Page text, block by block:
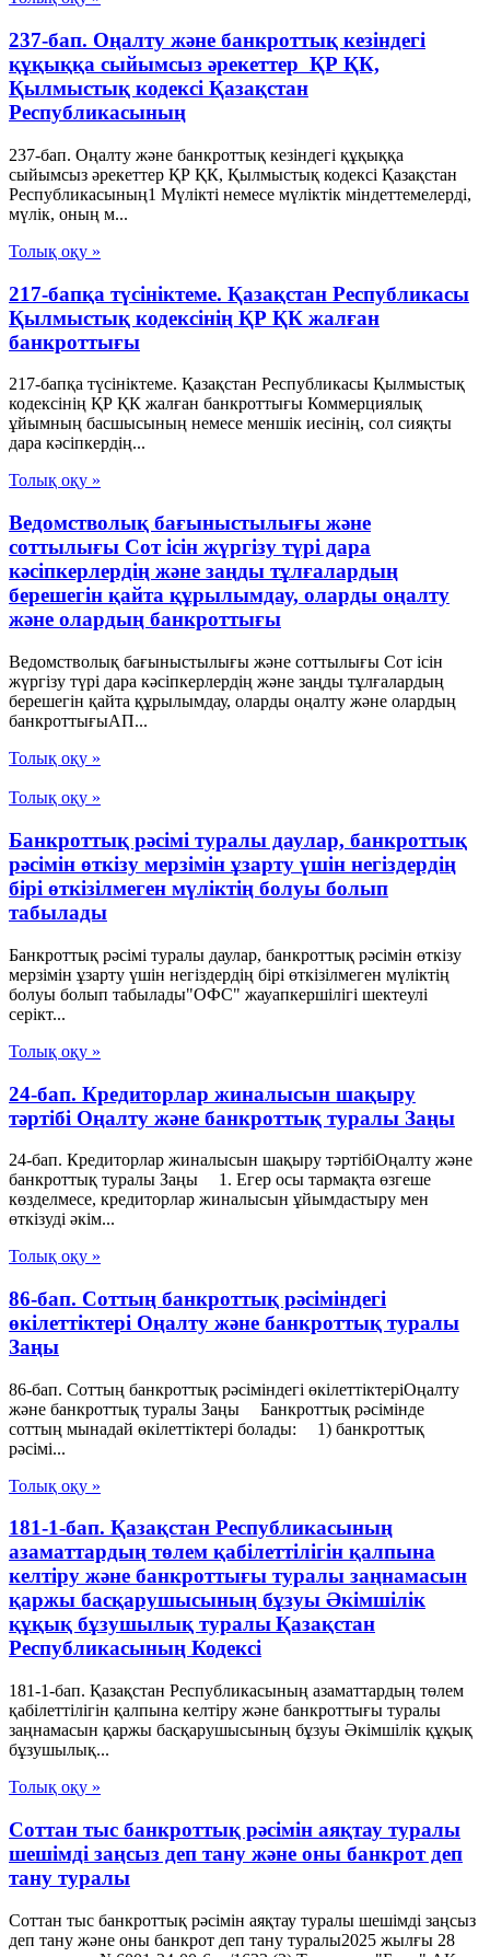
237-бап. Оңалту және банкроттық кезіндегі
құқыққа сыйымсыз әрекеттер ҚР ҚК,
Қылмыстық кодексi Қазақстан
Республикасының
237-бап. Оңалту және банкроттық кезіндегі құқыққа
сыйымсыз әрекеттер ҚР ҚК, Қылмыстық кодексi Қазақстан
Республикасының1 Мүлiктi немесе мүлiктiк мiндеттемелердi,
мүлiк, оның м...
Толық оқу »
217-бапқа түсініктеме. Қазақстан Республикасы
Қылмыстық кодексінің ҚР ҚК жалған
банкроттығы
217-бапқа түсініктеме. Қазақстан Республикасы Қылмыстық
кодексінің ҚР ҚК жалған банкроттығы Коммерциялық
ұйымның басшысының немесе меншік иесінің, сол сияқты
дара кәсіпкердің...
Толық оқу »
Ведомстволық бағыныстылығы және
соттылығы Сот ісін жүргізу түрі дара
кәсіпкерлердің және заңды тұлғалардың
берешегін қайта құрылымдау, оларды оңалту
және олардың банкроттығы
Ведомстволық бағыныстылығы және соттылығы Сот ісін
жүргізу түрі дара кәсіпкерлердің және заңды тұлғалардың
берешегін қайта құрылымдау, оларды оңалту және олардың
банкроттығыАП...
Толық оқу »
Толық оқу »
Банкроттық рәсімі туралы даулар, банкроттық
рәсімін өткізу мерзімін ұзарту үшін негіздердің
бірі өткізілмеген мүліктің болуы болып
табылады
Банкроттық рәсімі туралы даулар, банкроттық рәсімін өткізу
мерзімін ұзарту үшін негіздердің бірі өткізілмеген мүліктің
болуы болып табылады"ОФС" жауапкершілігі шектеулі
серікт...
Толық оқу »
24-бап. Кредиторлар жиналысын шақыру
тәртібі Оңалту және банкроттық туралы Заңы
24-бап. Кредиторлар жиналысын шақыру тәртібіОңалту және
банкроттық туралы Заңы 1. Егер осы тармақта өзгеше
көзделмесе, кредиторлар жиналысын ұйымдастыру мен
өткізуді әкім...
Толық оқу »
86-бап. Соттың банкроттық рәсіміндегі
өкiлеттiктерi Оңалту және банкроттық туралы
Заңы
86-бап. Соттың банкроттық рәсіміндегі өкiлеттiктерiОңалту
және банкроттық туралы Заңы Банкроттық рәсімінде
соттың мынадай өкiлеттiктерi болады: 1) банкроттық
рәсімі...
Толық оқу »
181-1-бап. Қазақстан Республикасының
азаматтардың төлем қабілеттілігін қалпына
келтіру және банкроттығы туралы заңнамасын
қаржы басқарушысының бұзуы Әкімшілік
құқық бұзушылық туралы Қазақстан
Республикасының Кодексі
181-1-бап. Қазақстан Республикасының азаматтардың төлем
қабілеттілігін қалпына келтіру және банкроттығы туралы
заңнамасын қаржы басқарушысының бұзуы Әкімшілік құқық
бұзушылық...
Толық оқу »
Соттан тыс банкроттық рәсімін аяқтау туралы
шешімді заңсыз деп тану және оны банкрот деп
тану туралы
Соттан тыс банкроттық рәсімін аяқтау туралы шешімді заңсыз
деп тану және оны банкрот деп тану туралы2025 жылғы 28